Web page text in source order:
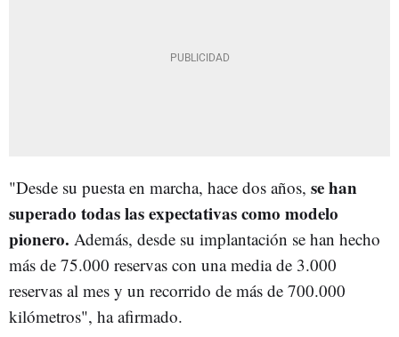
"Desde su puesta en marcha, hace dos años, se han
superado todas las expectativas como modelo
pionero. Además, desde su implantación se han hecho
más de 75.000 reservas con una media de 3.000
reservas al mes y un recorrido de más de 700.000
kilómetros", ha afirmado.